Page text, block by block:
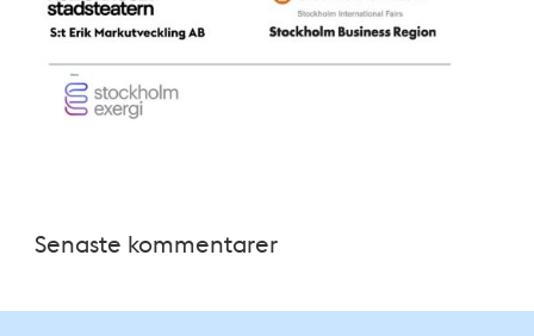
Senaste kommentarer
Arkiv